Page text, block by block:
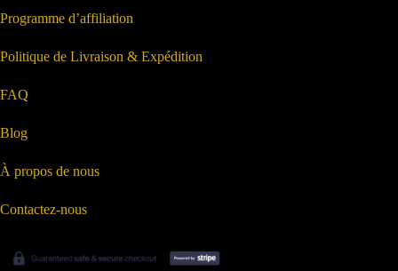
Programme d’affiliation
Politique de Livraison & Expédition
FAQ
Blog
À propos de nous
Contactez-nous